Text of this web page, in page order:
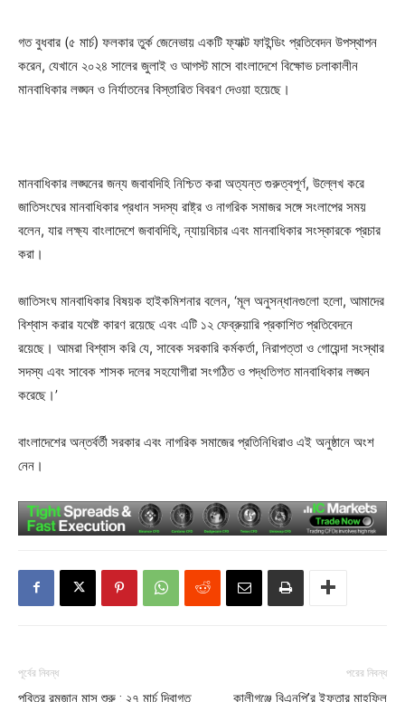
গত বুধবার (৫ মার্চ) ফলকার তুর্ক জেনেভায় একটি ফ্যাক্ট ফাইন্ডিং প্রতিবেদন উপস্থাপন
করেন, যেখানে ২০২৪ সালের জুলাই ও আগস্ট মাসে বাংলাদেশে বিক্ষোভ চলাকালীন
মানবাধিকার লঙ্ঘন ও নির্যাতনের বিস্তারিত বিবরণ দেওয়া হয়েছে।
মানবাধিকার লঙ্ঘনের জন্য জবাবদিহি নিশ্চিত করা অত্যন্ত গুরুত্বপূর্ণ, উল্লেখ করে
জাতিসংঘের মানবাধিকার প্রধান সদস্য রাষ্ট্র ও নাগরিক সমাজর সঙ্গে সংলাপের সময়
বলেন, যার লক্ষ্য বাংলাদেশে জবাবদিহি, ন্যায়বিচার এবং মানবাধিকার সংস্কারকে প্রচার
করা।
জাতিসংঘ মানবাধিকার বিষয়ক হাইকমিশনার বলেন, ‘মূল অনুসন্ধানগুলো হলো, আমাদের
বিশ্বাস করার যথেষ্ট কারণ রয়েছে এবং এটি ১২ ফেব্রুয়ারি প্রকাশিত প্রতিবেদনে
রয়েছে। আমরা বিশ্বাস করি যে, সাবেক সরকারি কর্মকর্তা, নিরাপত্তা ও গোয়েন্দা সংস্থার
সদস্য এবং সাবেক শাসক দলের সহযোগীরা সংগঠিত ও পদ্ধতিগত মানবাধিকার লঙ্ঘন
করেছে।’
বাংলাদেশের অন্তর্বর্তী সরকার এবং নাগরিক সমাজের প্রতিনিধিরাও এই অনুষ্ঠানে অংশ
নেন।
পূর্বের নিবন্ধ
পবিত্র রমজান মাস শুরু : ২৭ মার্চ দিবাগত
পরের নিবন্ধ
কালীগঞ্জে বিএনপি’র ইফতার মাহফিল